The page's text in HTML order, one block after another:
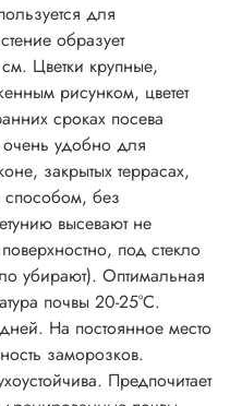
для
образует
Цветки крупные,
рисунком, цветет
сроках посева
очень удобно для
закрытых террасах,
без
высевают не
под стекло
убирают). Оптимальная
почвы 20-25°C.
На постоянное место
заморозков.
Предпочитает